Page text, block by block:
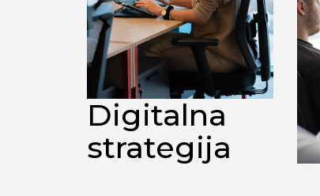
Digitalna
strategija